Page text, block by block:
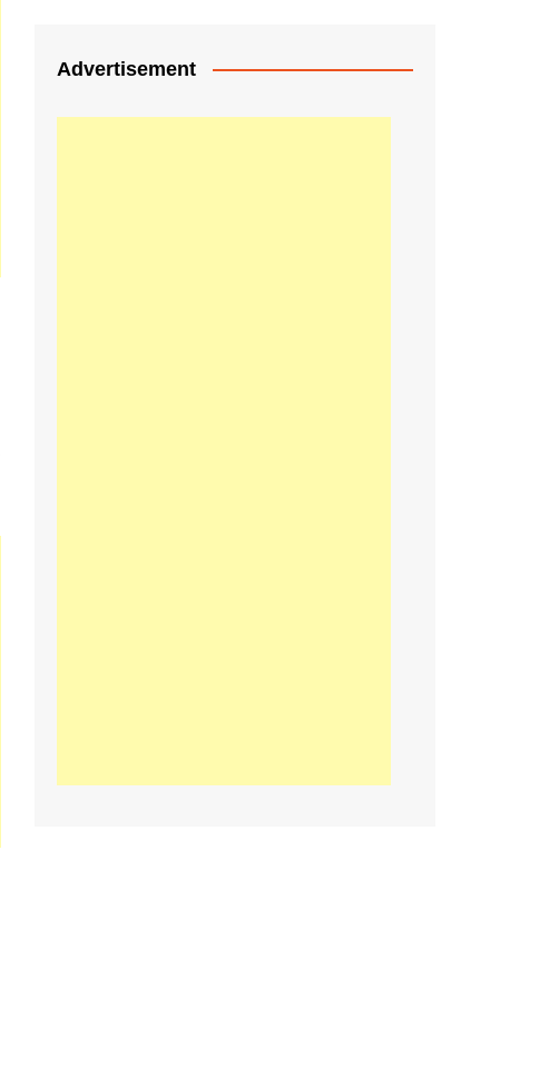
Advertisement